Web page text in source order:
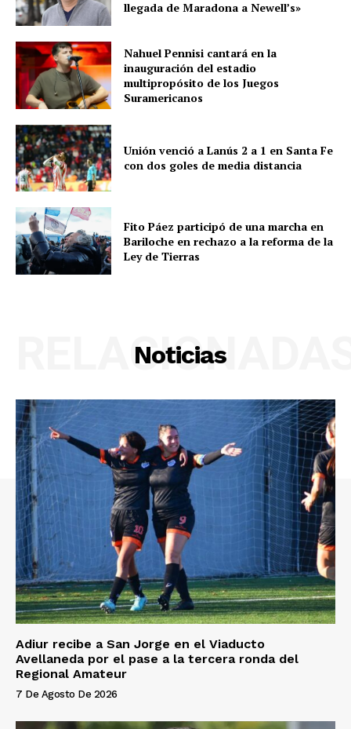
llegada de Maradona a Newell’s»
Nahuel Pennisi cantará en la
inauguración del estadio
multipropósito de los Juegos
Suramericanos
Unión venció a Lanús 2 a 1 en Santa Fe
con dos goles de media distancia
Fito Páez participó de una marcha en
Bariloche en rechazo a la reforma de la
Ley de Tierras
Noticias
Adiur recibe a San Jorge en el Viaducto
Avellaneda por el pase a la tercera ronda del
Regional Amateur
7 De Agosto De 2026